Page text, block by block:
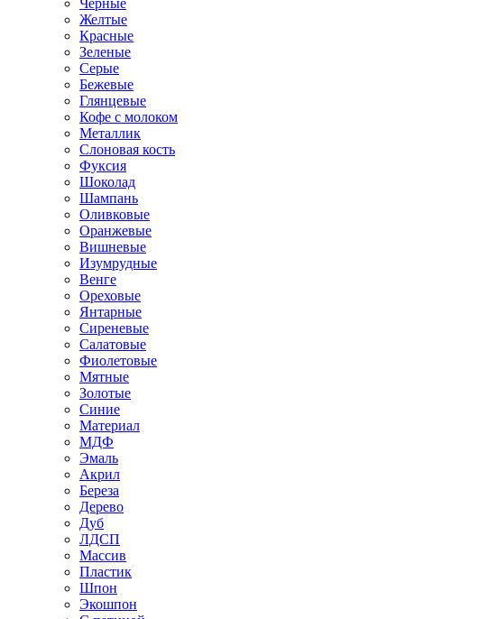
Желтые
Красные
Зеленые
Серые
Бежевые
Глянцевые
Кофе с молоком
Металлик
Слоновая кость
Фуксия
Шоколад
Шампань
Оливковые
Оранжевые
Вишневые
Изумрудные
Венге
Ореховые
Янтарные
Сиреневые
Салатовые
Фиолетовые
Мятные
Золотые
Синие
Материал
МДФ
Эмаль
Акрил
Береза
Дерево
Дуб
ЛДСП
Массив
Пластик
Шпон
Экошпон